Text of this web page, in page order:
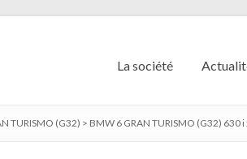
La société
TURISMO (G32) > BMW 6 GRAN TURISMO (G32)